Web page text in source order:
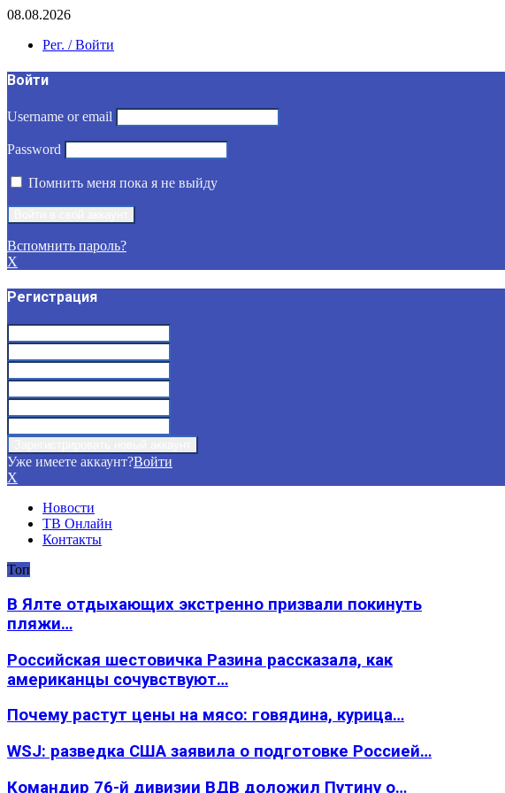
08.08.2026
Рег. / Войти
Войти
Username or email
Password
Помнить меня пока я не выйду
Вспомнить пароль?
X
Регистрация
Уже имеете аккаунт?Войти
X
Новости
ТВ Онлайн
Контакты
Топ
В Ялте отдыхающих экстренно призвали покинуть
пляжи…
Российская шестовичка Разина рассказала, как
американцы сочувствуют…
Почему растут цены на мясо: говядина, курица…
WSJ: разведка США заявила о подготовке Россией…
Командир 76-й дивизии ВДВ доложил Путину о…